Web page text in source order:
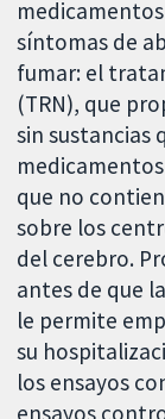
síntomas de
fumar: el
(TRN), que
sin sustancias
que no
sobre los
del cerebro.
antes de que
le permite
su
los ensayos
ensayos